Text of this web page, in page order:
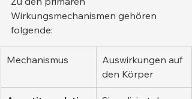
Wirkungsmechanismen gehören
folgende:
Mechanismus
Auswirkungen auf
den Körper